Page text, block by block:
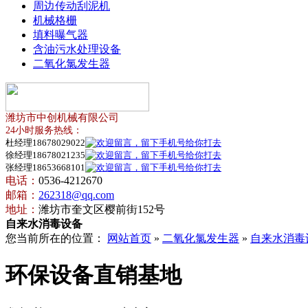
周边传动刮泥机
机械格栅
填料曝气器
含油污水处理设备
二氧化氯发生器
潍坊市中创机械有限公司
24小时服务热线：
杜经理18678029022
徐经理18678021235
张经理18653668101
电话： 0536-4212670
邮箱： 262318@qq.com
地址： 潍坊市奎文区樱前街152号
自来水消毒设备
您当前所在的位置：
网站首页 » 二氧化氯发生器 » 自来水消毒
环保设备直销基地